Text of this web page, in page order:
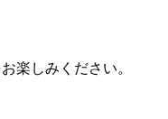
楽しみください。